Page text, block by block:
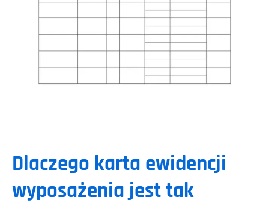
Dlaczego karta ewidencji
wyposażenia jest tak